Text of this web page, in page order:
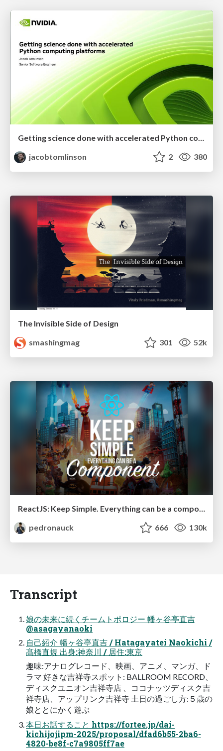
Getting science done with accelerated Python computing platforms
jacobtomlinson
2 380
The Invisible Side of Design
smashingmag
301 52k
ReactJS: Keep Simple. Everything can be a component!
pedronauck
666 130k
Transcript
娘の未来に続くチームトポロジー 幡ヶ谷亭直吉
@asagayanaoki
自己紹介 幡ヶ谷亭直吉 / Hatagayatei Naokichi /
髙橋直規 出身:神奈川 / 居住:東京
趣味:アナログレコード、映画、アニメ、マンガ、ド
ラマ 好きな吉祥寺スポット: BALLROOM RECORD、
ディスクユニオン吉祥寺店 、ココナッツディスク吉
祥寺店、アップリンク吉祥寺 土日の過ごし方:５歳の
娘ととにかく遊ぶ
本日お話すること https://fortee.jp/dai-
kichijojipm-2025/proposal/dfad6b55-2ba6-
4820-be8f-c7a9805ff7ae